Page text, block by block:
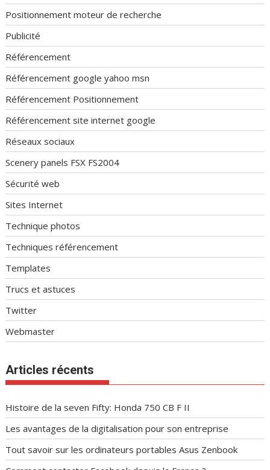
Positionnement moteur de recherche
Publicité
Référencement
Référencement google yahoo msn
Référencement Positionnement
Référencement site internet google
Réseaux sociaux
Scenery panels FSX FS2004
Sécurité web
Sites Internet
Technique photos
Techniques référencement
Templates
Trucs et astuces
Twitter
Webmaster
Articles récents
Histoire de la seven Fifty: Honda 750 CB F II
Les avantages de la digitalisation pour son entreprise
Tout savoir sur les ordinateurs portables Asus Zenbook